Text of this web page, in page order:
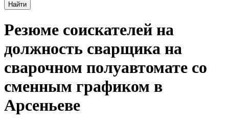
Найти
Резюме соискателей на
должность сварщика на
сварочном полуавтомате со
сменным графиком в
Арсеньеве